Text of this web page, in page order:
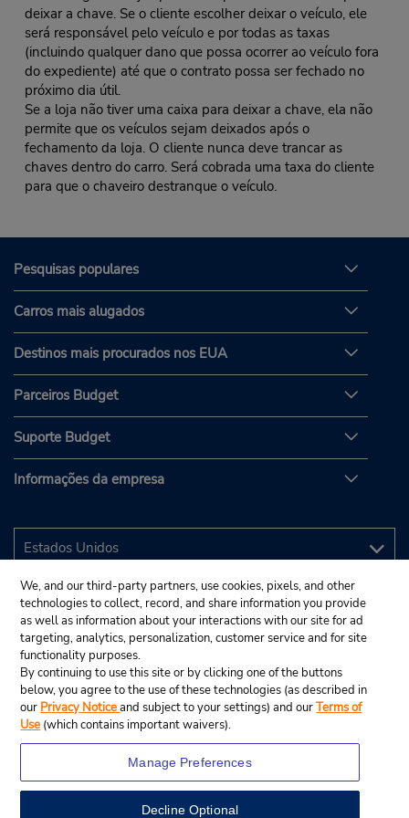
deixar a chave. Se o cliente escolher deixar o veículo, ele
será responsável pelo veículo e por todas as taxas
(incluindo qualquer dano que possa ocorrer ao veículo fora
do expediente) até que o contrato possa ser fechado no
próximo dia útil.
Se a loja não tiver uma caixa para deixar a chave, ela não
permite que os veículos sejam deixados após o
fechamento da loja. O cliente nunca deve trancar as
chaves dentro do carro. Será cobrada uma taxa do cliente
para que o chaveiro destranque o veículo.
Pesquisas populares
Carros mais alugados
Destinos mais procurados nos EUA
Parceiros Budget
Suporte Budget
Informações da empresa
We, and our third-party partners, use cookies, pixels, and other
technologies to collect, record, and share information you provide
as well as information about your interactions with our site for ad
targeting, analytics, personalization, customer service and for site
functionality purposes.
By continuing to use this site or by clicking one of the buttons
below, you agree to the use of these technologies (as described in
our Privacy Noticeand subject to your settings) and ourTerms of
Use (which contains important waivers).
Manage Preferences
Decline Optional